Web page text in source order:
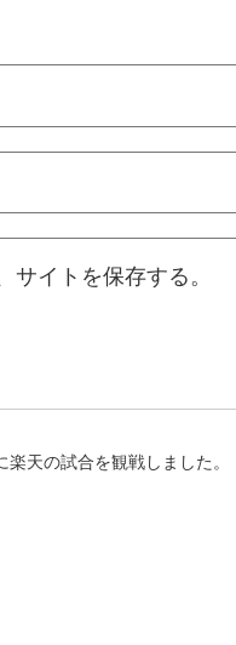
イトを保存する。
楽天の試合を観戦しました。